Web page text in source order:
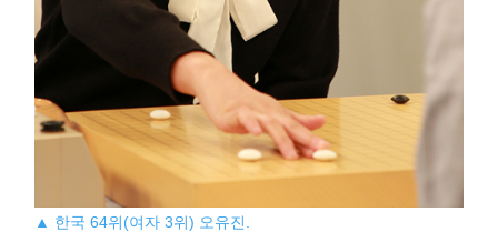
▲ 한국 64위(여자 3위) 오유진.